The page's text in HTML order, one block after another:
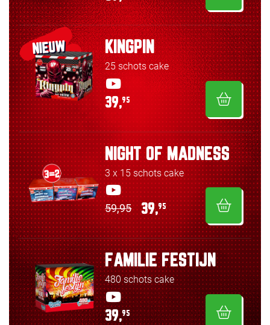
NIEUW KINGPIN
25 schots cake
39,95
NIGHT OF MADNESS
3 x 15 schots cake
59,95 39,95
FAMILIE FESTIJN
480 schots cake
39,95